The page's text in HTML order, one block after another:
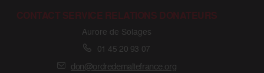
CONTACT SERVICE RELATIONS DONATEURS
Aurore de Solages
01 45 20 93 07
don@ordredemaltefrance.org